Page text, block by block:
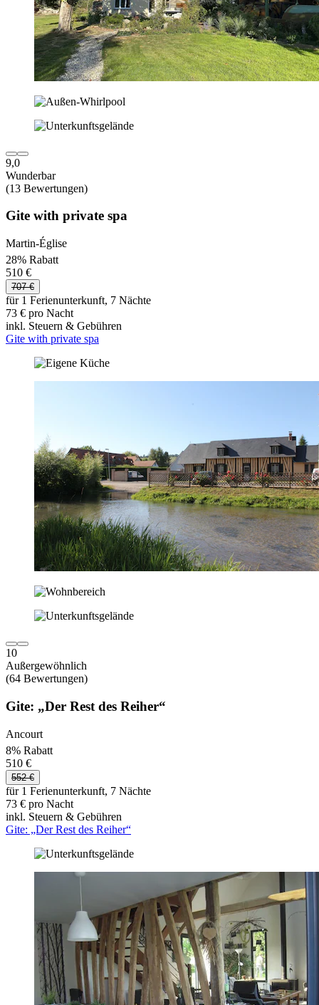
9,0
Wunderbar
(13 Bewertungen)
Gite with private spa
Martin-Église
28% Rabatt
510 €
707 €
für 1 Ferienunterkunft, 7 Nächte
73 € pro Nacht
inkl. Steuern & Gebühren
Gite with private spa
10
Außergewöhnlich
(64 Bewertungen)
Gite: „Der Rest des Reiher“
Ancourt
8% Rabatt
510 €
552 €
für 1 Ferienunterkunft, 7 Nächte
73 € pro Nacht
inkl. Steuern & Gebühren
Gite: „Der Rest des Reiher“